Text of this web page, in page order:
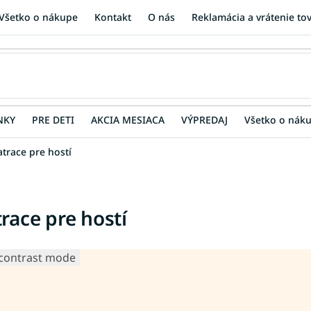
o nákupe Kontakt O nás Reklamácia a vrátenie
PRE DETI AKCIA MESIACA VÝPREDAJ Všetko o
pre hostí
pre hostí
mode